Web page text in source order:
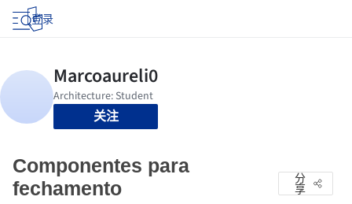
登录
关注
Componentes para
fechamento
分
享